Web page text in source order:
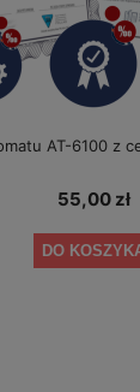
AT-6100 z
55,00 zł
DO